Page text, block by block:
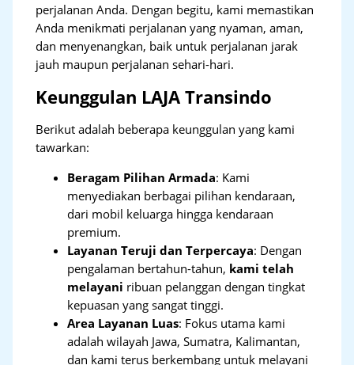
perjalanan Anda. Dengan begitu, kami memastikan
Anda menikmati perjalanan yang nyaman, aman,
dan menyenangkan, baik untuk perjalanan jarak
jauh maupun perjalanan sehari-hari.
Keunggulan LAJA Transindo
Berikut adalah beberapa keunggulan yang kami
tawarkan:
Beragam Pilihan Armada: Kami
menyediakan berbagai pilihan kendaraan,
dari mobil keluarga hingga kendaraan
premium.
Layanan Teruji dan Terpercaya: Dengan
pengalaman bertahun-tahun, kami telah
melayani ribuan pelanggan dengan tingkat
kepuasan yang sangat tinggi.
Area Layanan Luas: Fokus utama kami
adalah wilayah Jawa, Sumatra, Kalimantan,
dan kami terus berkembang untuk melayani